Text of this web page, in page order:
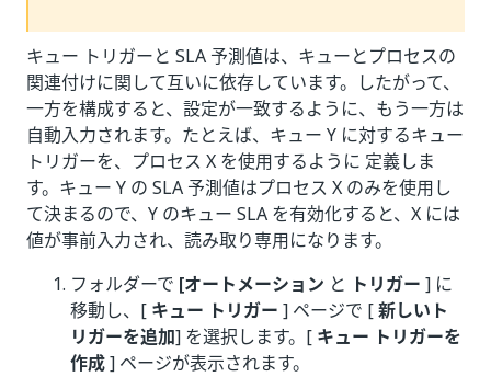
キュー トリガーと SLA 予測値は、キューとプロセスの
関連付けに関して互いに依存しています。したがって、
一方を構成すると、設定が一致するように、もう一方は
自動入力されます。たとえば、キュー Y に対するキュー
トリガーを、プロセス X を使用するように 定義しま
す。キュー Y の SLA 予測値はプロセス X のみを使用し
て決まるので、Y のキュー SLA を有効化すると、X には
値が事前入力され、読み取り専用になります。
フォルダーで [オートメーション と トリガー ] に
移動し、[ キュー トリガー ] ページで [新しいト
リガーを追加] を選択します。[ キュー トリガーを
作成] ページが表示されます。